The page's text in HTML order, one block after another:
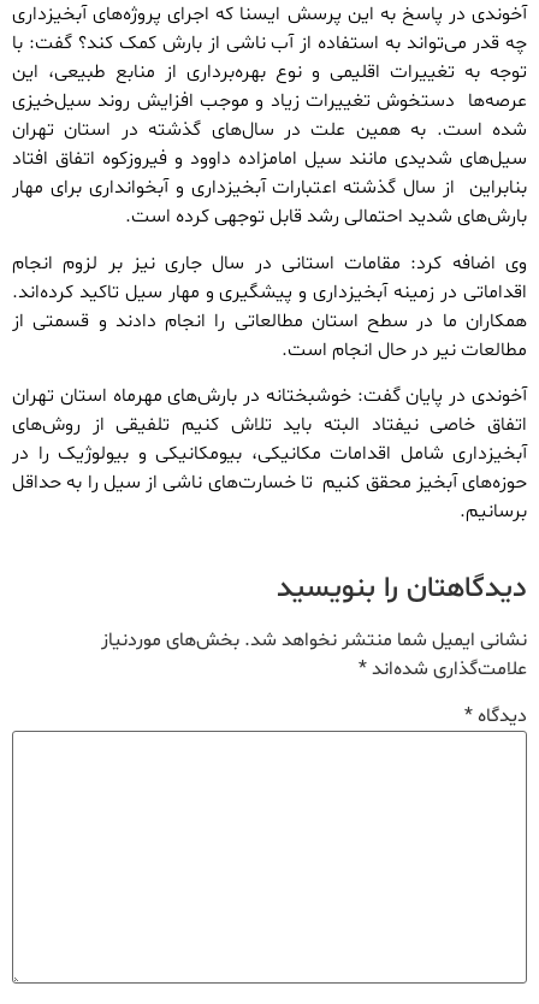
آخوندی در پاسخ به این پرسش ایسنا که اجرای پروژه‌های آبخیزداری
چه قدر می‌تواند به استفاده از آب ناشی از بارش کمک کند؟ گفت: با
توجه به تغییرات اقلیمی و نوع بهره‌برداری از منابع طبیعی، این
عرصه‌ها دستخوش تغییرات زیاد و موجب افزایش روند سیل‌خیزی
شده است. به همین علت در سال‌های گذشته در استان تهران
سیل‌های شدیدی مانند سیل امامزاده داوود و فیروزکوه اتفاق ‌افتاد
بنابراین از سال گذشته اعتبارات آبخیزداری و آبخوانداری برای مهار
بارش‌های شدید احتمالی رشد قابل توجهی کرده است.
وی اضافه کرد: مقامات استانی در سال جاری نیز بر لزوم انجام
اقداماتی در زمینه آبخیزداری و پیشگیری و مهار سیل تاکید کرده‌اند.
همکاران ما در سطح استان مطالعاتی را انجام دادند و قسمتی از
مطالعات نیر در حال انجام است.
آخوندی در پایان گفت: خوشبختانه در بارش‌های مهرماه استان تهران
اتفاق خاصی نیفتاد البته باید تلاش کنیم تلفیقی از روش‌های
آبخیزداری شامل اقدامات مکانیکی، بیومکانیکی و بیولوژیک را در
حوزه‌های آبخیز محقق کنیم تا خسارت‌های ناشی از سیل را به حداقل
برسانیم.
دیدگاهتان را بنویسید
نشانی ایمیل شما منتشر نخواهد شد. بخش‌های موردنیاز
علامت‌گذاری شده‌اند*
دیدگاه*